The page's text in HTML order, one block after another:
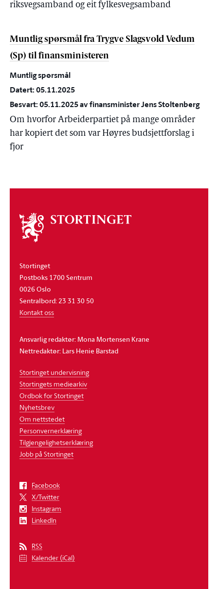
riksvegsamband og eit fylkesvegsamband
Muntlig spørsmål fra Trygve Slagsvold Vedum
(Sp) til finansministeren
Muntlig spørsmål
Datert: 05.11.2025
Besvart: 05.11.2025 av finansminister Jens Stoltenberg
Om hvorfor Arbeiderpartiet på mange områder
har kopiert det som var Høyres budsjettforslag i
fjor
Om
stortinget
Stortinget
Postboks 1700 Sentrum
0026 Oslo
Sentralbord: 23 31 30 50
Kontakt oss
Ansvarlig redaktør: Mona Mortensen Krane
Nettredaktør: Lars Henie Barstad
Stortinget undervisning
Stortingets mediearkiv
Ordbok for Stortinget
Nyhetsbrev
Om nettstedet
Personvernerklæring
Tilgjengelighetserklæring
Jobb på Stortinget
Facebook
X/Twitter
Instagram
LinkedIn
RSS
Kalender (iCal)